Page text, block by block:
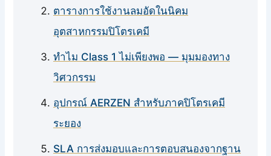
ตารางการใช้งานลมอัดในนิคม
อุตสาหกรรมปิโตรเคมี
ทำไม Class 1 ไม่เพียงพอ — มุมมองทาง
วิศวกรรม
อุปกรณ์ AERZEN สำหรับภาคปิโตรเคมี
ระยอง
SLA การส่งมอบและการตอบสนองจากฐาน